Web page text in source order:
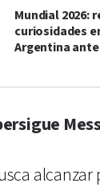
Mundial 2026:
curiosidades
Argentina
alcanzar